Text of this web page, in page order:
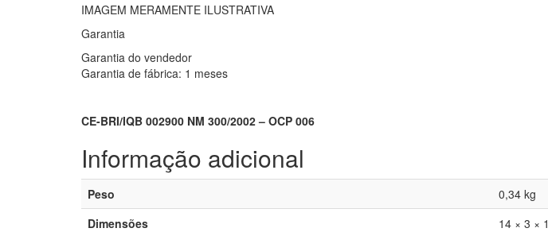
IMAGEM MERAMENTE ILUSTRATIVA
Garantia
Garantia do vendedor
Garantia de fábrica: 1 meses
CE-BRI/IQB 002900 NM 300/2002 – OCP 006
Informação adicional
Peso
0,34 kg
Dimensões
14 × 3 ×